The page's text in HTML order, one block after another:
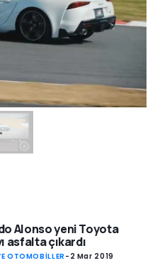
Alonso yeni Toyota
asfalta çıkardı
OTOMOBİLLER - 2 Mar 2019